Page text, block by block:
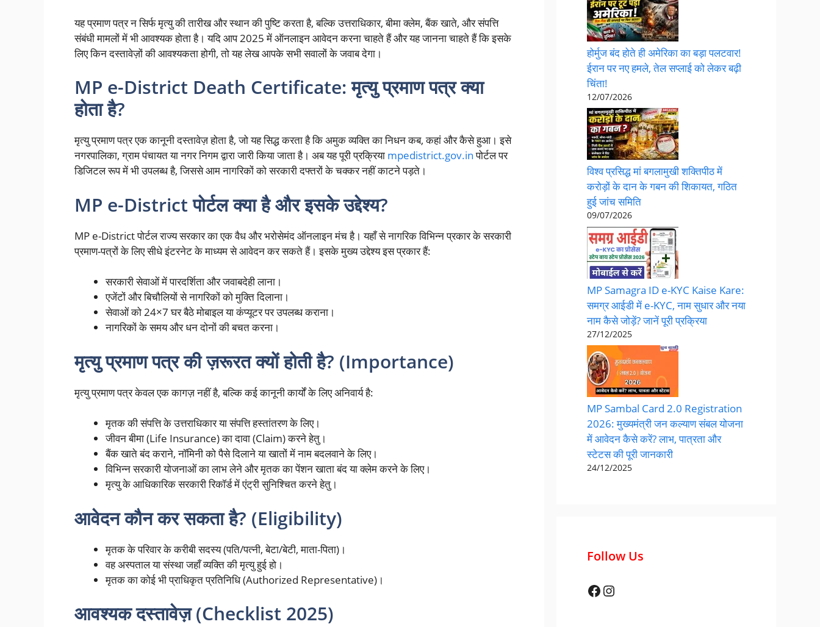
यह प्रमाण पत्र न सिर्फ मृत्यु की तारीख और स्थान की पुष्टि करता है, बल्कि उत्तराधिकार, बीमा क्लेम, बैंक खाते, और संपत्ति
संबंधी मामलों में भी आवश्यक होता है। यदि आप 2025 में ऑनलाइन आवेदन करना चाहते हैं और यह जानना चाहते हैं कि इसके
लिए किन दस्तावेज़ों की आवश्यकता होगी, तो यह लेख आपके सभी सवालों के जवाब देगा।
MP e-District Death Certificate: मृत्यु प्रमाण पत्र क्या
होता है?
मृत्यु प्रमाण पत्र एक कानूनी दस्तावेज़ होता है, जो यह सिद्ध करता है कि अमुक व्यक्ति का निधन कब, कहां और कैसे हुआ। इसे
नगरपालिका, ग्राम पंचायत या नगर निगम द्वारा जारी किया जाता है। अब यह पूरी प्रक्रिया mpedistrict.gov.inपोर्टल पर
डिजिटल रूप में भी उपलब्ध है, जिससे आम नागरिकों को सरकारी दफ्तरों के चक्कर नहीं काटने पड़ते।
MP e-District पोर्टल क्या है और इसके उद्देश्य?
MP e-District पोर्टल राज्य सरकार का एक वैध और भरोसेमंद ऑनलाइन मंच है। यहाँ से नागरिक विभिन्न प्रकार के सरकारी
प्रमाण-पत्रों के लिए सीधे इंटरनेट के माध्यम से आवेदन कर सकते हैं। इसके मुख्य उद्देश्य इस प्रकार हैं:
सरकारी सेवाओं में पारदर्शिता और जवाबदेही लाना।
एजेंटों और बिचौलियों से नागरिकों को मुक्ति दिलाना।
सेवाओं को 24×7 घर बैठे मोबाइल या कंप्यूटर पर उपलब्ध कराना।
नागरिकों के समय और धन दोनों की बचत करना।
मृत्यु प्रमाण पत्र की ज़रूरत क्यों होती है? (Importance)
मृत्यु प्रमाण पत्र केवल एक कागज़ नहीं है, बल्कि कई कानूनी कार्यों के लिए अनिवार्य है:
मृतक की संपत्ति के उत्तराधिकार या संपत्ति हस्तांतरण के लिए।
जीवन बीमा (Life Insurance) का दावा (Claim) करने हेतु।
बैंक खाते बंद कराने, नॉमिनी को पैसे दिलाने या खातों में नाम बदलवाने के लिए।
विभिन्न सरकारी योजनाओं का लाभ लेने और मृतक का पेंशन खाता बंद या क्लेम करने के लिए।
मृत्यु के आधिकारिक सरकारी रिकॉर्ड में एंट्री सुनिश्चित करने हेतु।
आवेदन कौन कर सकता है? (Eligibility)
मृतक के परिवार के करीबी सदस्य (पति/पत्नी, बेटा/बेटी, माता-पिता)।
वह अस्पताल या संस्था जहाँ व्यक्ति की मृत्यु हुई हो।
मृतक का कोई भी प्राधिकृत प्रतिनिधि (Authorized Representative)।
आवश्यक दस्तावेज़ (Checklist 2025)
होर्मुज बंद होते ही अमेरिका का बड़ा पलटवार!
ईरान पर नए हमले, तेल सप्लाई को लेकर बढ़ी
चिंता!
12/07/2026
विश्व प्रसिद्ध मां बगलामुखी शक्तिपीठ में
करोड़ों के दान के गबन की शिकायत, गठित
हुई जांच समिति
09/07/2026
MP Samagra ID e-KYC Kaise Kare:
समग्र आईडी में e-KYC, नाम सुधार और नया
नाम कैसे जोड़ें? जानें पूरी प्रक्रिया
27/12/2025
​MP Sambal Card 2.0 Registration
2026: मुख्यमंत्री जन कल्याण संबल योजना
में आवेदन कैसे करें? लाभ, पात्रता और
स्टेटस की पूरी जानकारी
24/12/2025
Follow Us
Facebook
Instagram